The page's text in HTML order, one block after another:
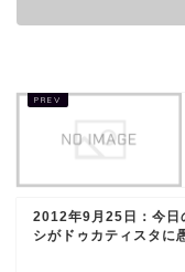
2012年9月25日：今日
シがドゥカティスタに